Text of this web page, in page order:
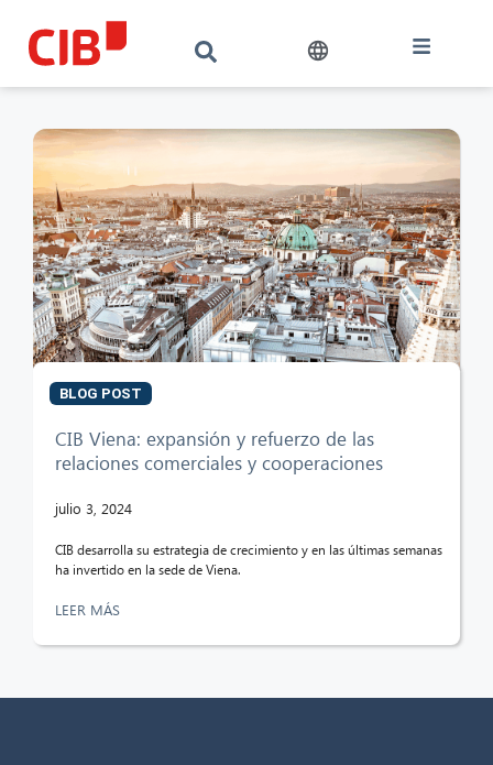
BLOG POST
CIB Viena: expansión y refuerzo de las
relaciones comerciales y cooperaciones
julio 3, 2024
CIB desarrolla su estrategia de crecimiento y en las últimas semanas
ha invertido en la sede de Viena.
LEER MÁS
CIB AI ChatBot
¡Hola! ¿Qué puedo hacer por ti?